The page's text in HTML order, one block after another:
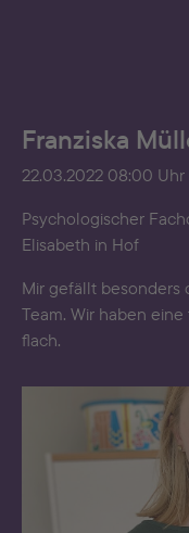
Franziska
22.03.2022 08:00
Psychologischer
Elisabeth in Hof
Mir gefällt besonders
Team. Wir haben
flach.